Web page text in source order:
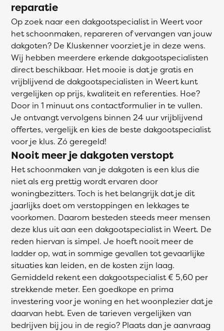
reparatie
Op zoek naar een dakgootspecialist in Weert voor
het schoonmaken, repareren of vervangen van jouw
dakgoten? De Kluskenner voorziet je in deze wens.
Wij hebben meerdere erkende dakgootspecialisten
direct beschikbaar. Het mooie is dat je gratis en
vrijblijvend de dakgootspecialisten in Weert kunt
vergelijken op prijs, kwaliteit en referenties. Hoe?
Door in 1 minuut ons contactformulier in te vullen.
Je ontvangt vervolgens binnen 24 uur vrijblijvend
offertes, vergelijk en kies de beste dakgootspecialist
voor je klus. Zó geregeld!
Nooit meer je dakgoten verstopt
Het schoonmaken van je dakgoten is een klus die
niet als erg prettig wordt ervaren door
woningbezitters. Toch is het belangrijk dat je dit
jaarlijks doet om verstoppingen en lekkages te
voorkomen. Daarom besteden steeds meer mensen
deze klus uit aan een dakgootspecialist in Weert. De
reden hiervan is simpel. Je hoeft nooit meer de
ladder op, wat in sommige gevallen tot gevaarlijke
situaties kan leiden, en de kosten zijn laag.
Gemiddeld rekent een dakgootspecialist € 5,60 per
strekkende meter. Een goedkope en prima
investering voor je woning en het woonplezier dat je
daarvan hebt. Even de tarieven vergelijken van
bedrijven bij jou in de regio? Plaats dan je aanvraag